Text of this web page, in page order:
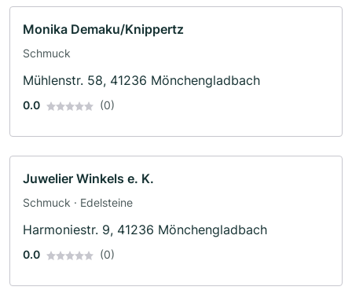
Monika Demaku/Knippertz
Schmuck
Mühlenstr. 58, 41236 Mönchengladbach
0.0 (0)
Juwelier Winkels e. K.
Schmuck · Edelsteine
Harmoniestr. 9, 41236 Mönchengladbach
0.0 (0)